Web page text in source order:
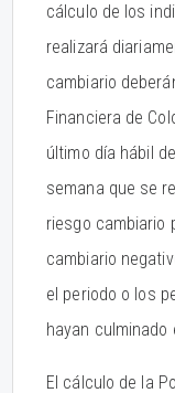
cálculo de los
realizará
cambiario
Financiera de
último día hábil
semana que se
riesgo cambiario
cambiario
el periodo o los
hayan
El cálculo de la